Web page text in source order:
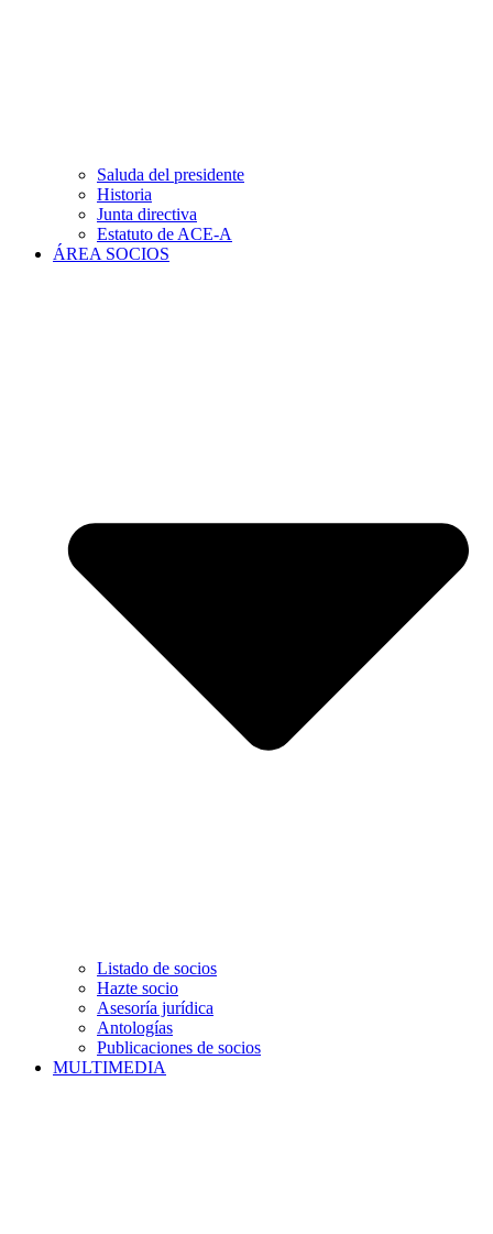
Saluda del presidente
Historia
Junta directiva
Estatuto de ACE-A
ÁREA SOCIOS
Listado de socios
Hazte socio
Asesoría jurídica
Antologías
Publicaciones de socios
MULTIMEDIA